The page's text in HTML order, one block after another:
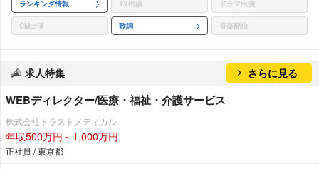
ランキング情報 TV出演 ドラマ出演
CM出演 歌詞 音楽配信
求人特集 さらに見る
WEBディレクター/医療・福祉・介護サービス
株式会社トラストメディカル
年収500万円～1,000万円
正社員 / 東京都